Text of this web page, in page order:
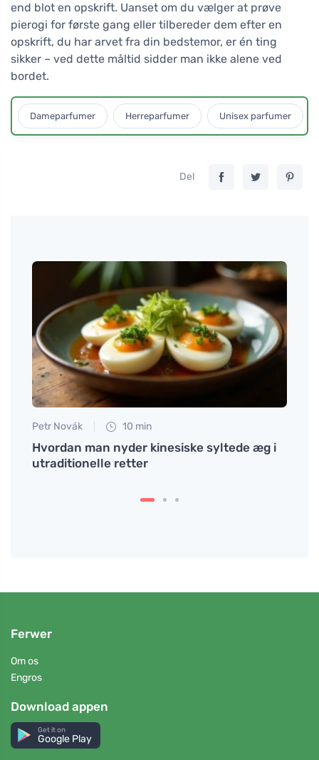
end blot en opskrift. Uanset om du vælger at prøve
pierogi for første gang eller tilbereder dem efter en
opskrift, du har arvet fra din bedstemor, er én ting
sikker – ved dette måltid sidder man ikke alene ved
bordet.
Dameparfumer Herreparfumer Unisex parfumer
Del
Petr Novák 10 min
Hvordan man nyder kinesiske syltede æg i
utraditionelle retter
Ferwer
Om os
Engros
Download appen
Get it on
Google Play